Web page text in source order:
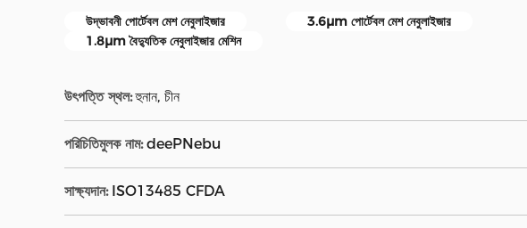
উদ্ভাবনী পোর্টেবল মেশ নেবুলাইজার
3.6μm পোর্টেবল মেশ নেবুলাইজার
1.8μm বৈদ্যুতিক নেবুলাইজার মেশিন
উৎপত্তি স্থল: হুনান, চীন
পরিচিতিমুলক নাম: deePNebu
সাক্ষ্যদান: ISO13485 CFDA